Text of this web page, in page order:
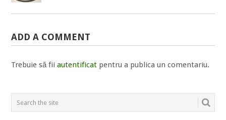
ADD A COMMENT
Trebuie să fiiautentificat pentru a publica un comentariu.